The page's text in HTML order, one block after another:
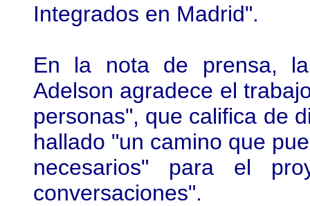
Integrados en Madrid".
En la nota de prensa,
Adelson agradece el
personas", que califica de
hallado "un camino que
necesarios" para el
conversaciones".